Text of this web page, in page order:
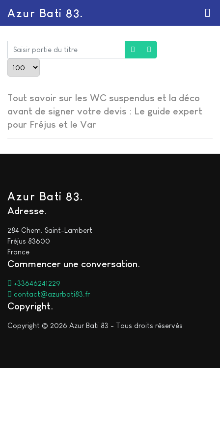
Azur Bati 83.
Saisir partie du titre
Tout savoir sur les WC suspendus et la déco
avant de signer votre devis : Le guide expert
pour Fréjus et le Var
Azur Bati 83.
Adresse
284 Chem. Saint-Lambert
Fréjus 83600
France
Commencer une conversation
+33646241229
contact@azurbati83.fr
Copyright
Copyright © 2026 Azur Bati 83 - Tous droits réservés